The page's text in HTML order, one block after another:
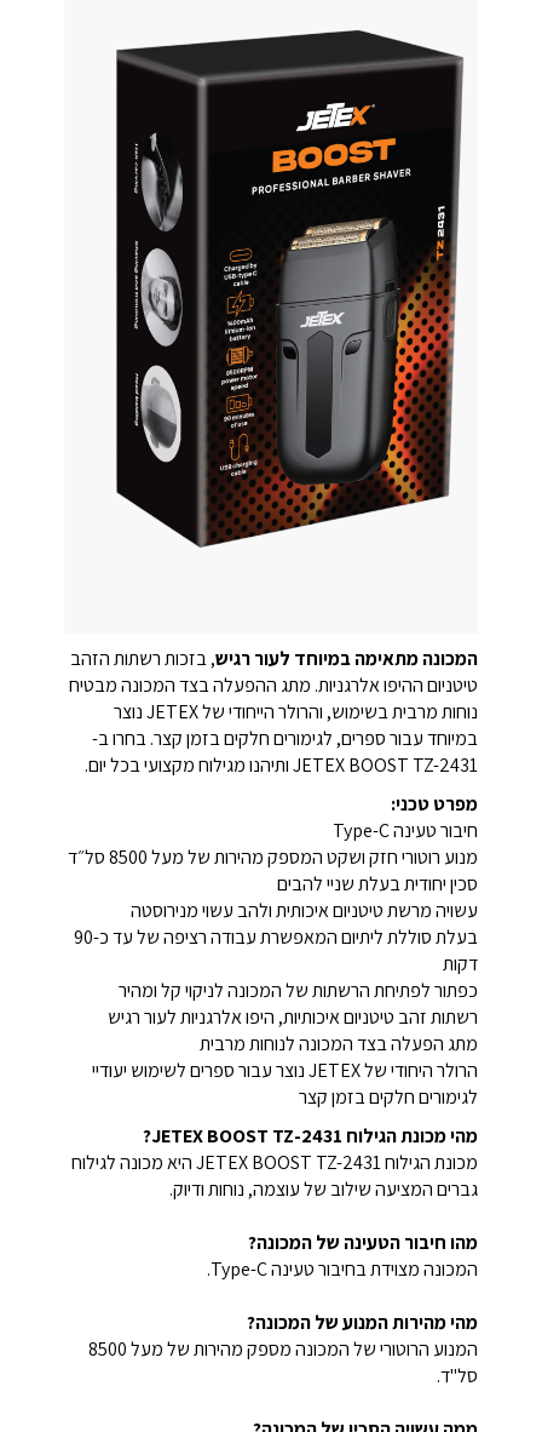
המכונה מתאימה במיוחד לעור רגיש, בזכות רשתות הזהב
טיטניום ההיפו אלרגניות. מתג ההפעלה בצד המכונה מבטיח
נוחות מרבית בשימוש, והרולר הייחודי של JETEX נוצר
במיוחד עבור ספרים, לגימורים חלקים בזמן קצר. בחרו ב-
JETEX BOOST TZ-2431 ותיהנו מגילוח מקצועי בכל יום.
מפרט טכני:
חיבור טעינה Type-C
מנוע רוטורי חזק ושקט המספק מהירות של מעל 8500 סל״ד
סכין יחודית בעלת שניי להבים
עשויה מרשת טיטניום איכותית ולהב עשוי מנירוסטה
בעלת סוללת ליתיום המאפשרת עבודה רציפה של עד כ-90
דקות
כפתור לפתיחת הרשתות של המכונה לניקוי קל ומהיר
רשתות זהב טיטניום איכותיות, היפו אלרגניות לעור רגיש
מתג הפעלה בצד המכונה לנוחות מרבית
הרולר היחודי של JETEX נוצר עבור ספרים לשימוש יעודיי
לגימורים חלקים בזמן קצר
מהי מכונת הגילוח JETEX BOOST TZ-2431?
מכונת הגילוח JETEX BOOST TZ-2431 היא מכונה לגילוח
גברים המציעה שילוב של עוצמה, נוחות ודיוק.
מהו חיבור הטעינה של המכונה?
המכונה מצוידת בחיבור טעינה Type-C.
מהי מהירות המנוע של המכונה?
המנוע הרוטורי של המכונה מספק מהירות של מעל 8500
סל"ד.